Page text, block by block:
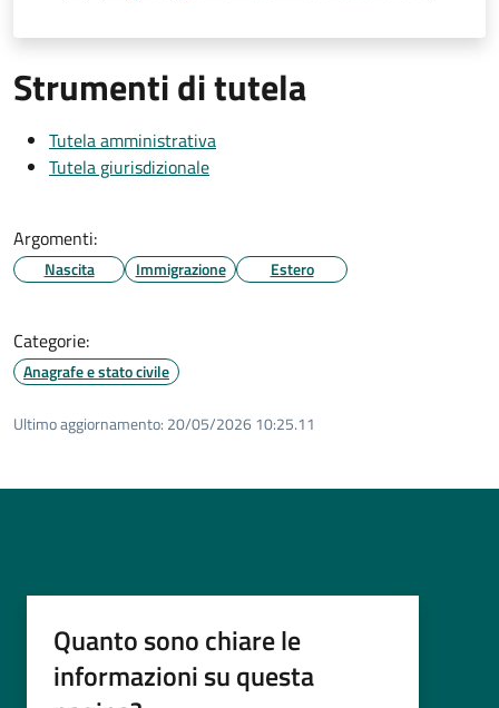
Strumenti di tutela
Tutela amministrativa
Tutela giurisdizionale
Argomenti:
Nascita Immigrazione Estero
Categorie:
Anagrafe e stato civile
Ultimo aggiornamento: 20/05/2026 10:25.11
Quanto sono chiare le
informazioni su questa